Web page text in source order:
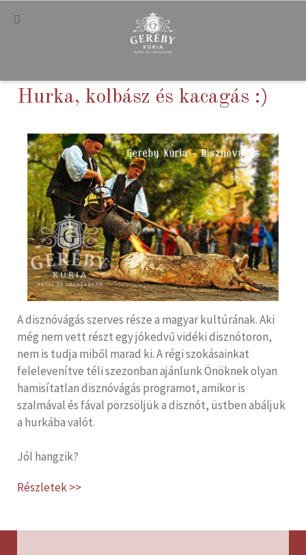
Hurka, kolbász és kacagás :)
A disznóvágás szerves része a magyar kultúrának. Aki
még nem vett részt egy jókedvű vidéki disznótoron,
nem is tudja miből marad ki. A régi szokásainkat
felelevenítve téli szezonban ajánlunk Önöknek olyan
hamisítatlan disznóvágás programot, amikor is
szalmával és fával pörzsöljük a disznót, üstben abáljuk
a hurkába valót.
Jól hangzik?
Részletek >>